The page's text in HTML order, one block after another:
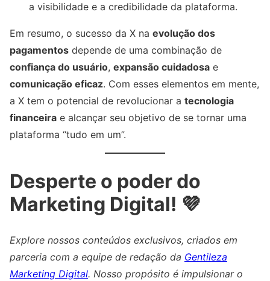
a visibilidade e a credibilidade da plataforma.
Em resumo, o sucesso da X na evolução dos
pagamentos depende de uma combinação de
confiança do usuário, expansão cuidadosa e
comunicação eficaz. Com esses elementos em mente,
a X tem o potencial de revolucionar a tecnologia
financeira e alcançar seu objetivo de se tornar uma
plataforma “tudo em um”.
Desperte o poder do
Marketing Digital! 💜
Explore nossos conteúdos exclusivos, criados em
parceria com a equipe de redação da Gentileza
Marketing Digital. Nosso propósito é impulsionar o